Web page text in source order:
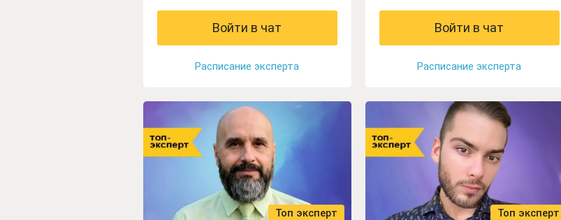
Войти в чат
Расписание эксперта
предназначение человека по дате
Войти в чат
Расписание эксперта
Топ эксперт Топ эксперт